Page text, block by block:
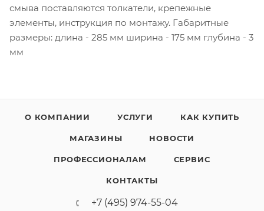
смыва поставляются толкатели, крепежные
элементы, инструкция по монтажу. Габаритные
размеры: длина - 285 мм ширина - 175 мм глубина - 3
мм
О КОМПАНИИ УСЛУГИ КАК КУПИТЬ
МАГАЗИНЫ НОВОСТИ
ПРОФЕССИОНАЛАМ СЕРВИС
КОНТАКТЫ
+7 (495) 974-55-04